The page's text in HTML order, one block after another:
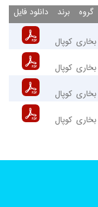
گروه برند دانلود فایل
بخاری کوپال
بخاری کوپال
بخاری کوپال
بخاری کوپال